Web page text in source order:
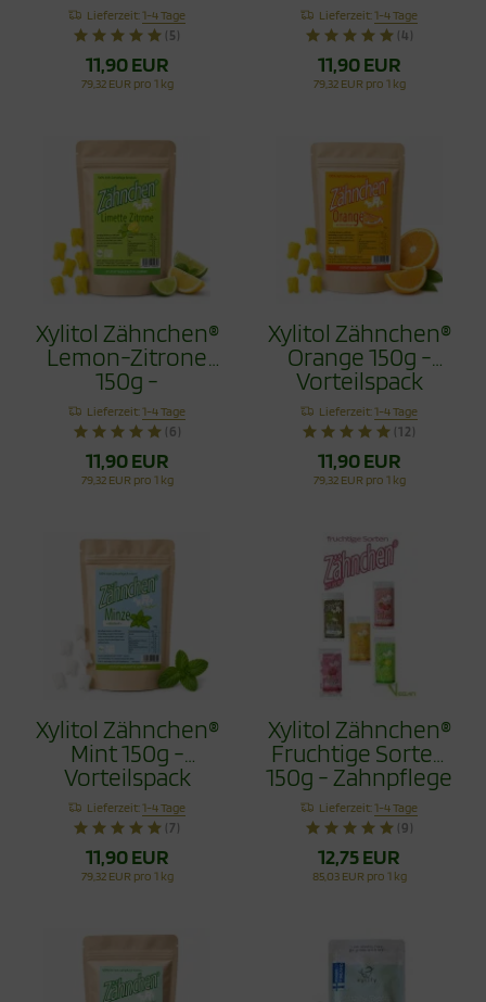
Lieferzeit:1-4 Tage
(5)
11,90 EUR
79,32 EUR pro 1 kg
Lieferzeit:1-4 Tage
(4)
11,90 EUR
79,32 EUR pro 1 kg
Xylitol Zähnchen®
Lemon-Zitrone
150g -
Vorteilspack
Lieferzeit:1-4 Tage
(6)
11,90 EUR
79,32 EUR pro 1 kg
Xylitol Zähnchen®
Orange 150g -
Vorteilspack
Lieferzeit:1-4 Tage
(12)
11,90 EUR
79,32 EUR pro 1 kg
Xylitol Zähnchen®
Mint 150g -
Vorteilspack
Lieferzeit:1-4 Tage
(7)
11,90 EUR
79,32 EUR pro 1 kg
Xylitol Zähnchen®
Fruchtige Sorten
150g - Zahnpflege
Bonbons Jetzt
mit Himbeere
Lieferzeit:1-4 Tage
(9)
12,75 EUR
85,03 EUR pro 1 kg